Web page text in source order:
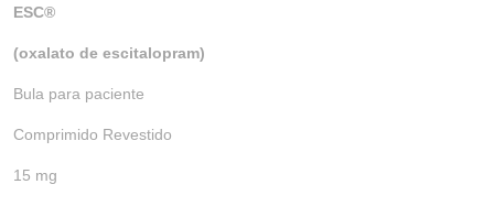
ESC®
(oxalato de escitalopram)
Bula para paciente
Comprimido Revestido
15 mg